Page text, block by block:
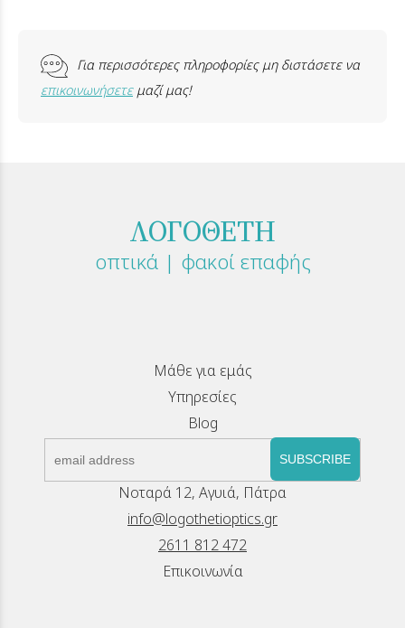
Για περισσότερες πληροφορίες μη διστάσετε να
επικοινωνήσετεμαζί μας!
ΛΟΓΟΘΕΤΗ
οπτικά | φακοί επαφής
Μάθε για εμάς
Υπηρεσίες
Blog
SUBSCRIBE
Νοταρά 12, Αγυιά, Πάτρα
info@logothetioptics.gr
2611 812 472
Επικοινωνία